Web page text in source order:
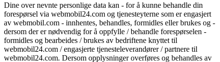
Dine over nevnte personlige data kan - for å kunne behandle din
forespørsel via webmobil24.com og tjenesteyterne som er engasjert
av webmobil.com - innhentes, behandles, formidles eller brukes og -
dersom der er nødvendig for å oppfylle / behandle forespørselen -
formidles og bearbeides / brukes av bedriftene knyttet til
webmobil24.com / engasjerte tjenesteleverandører / partnere til
webmobil24.com. Dersom opplysninger overføres og behandles av